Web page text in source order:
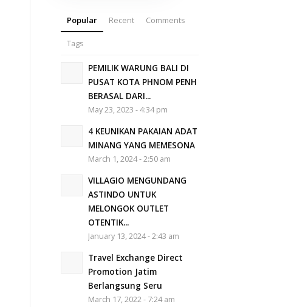
Popular Recent Comments
Tags
PEMILIK WARUNG BALI DI
PUSAT KOTA PHNOM PENH
BERASAL DARI...
May 23, 2023 - 4:34 pm
4 KEUNIKAN PAKAIAN ADAT
MINANG YANG MEMESONA
March 1, 2024 - 2:50 am
VILLAGIO MENGUNDANG
ASTINDO UNTUK
MELONGOK OUTLET
OTENTIK...
January 13, 2024 - 2:43 am
Travel Exchange Direct
Promotion Jatim
Berlangsung Seru
March 17, 2022 - 7:24 am